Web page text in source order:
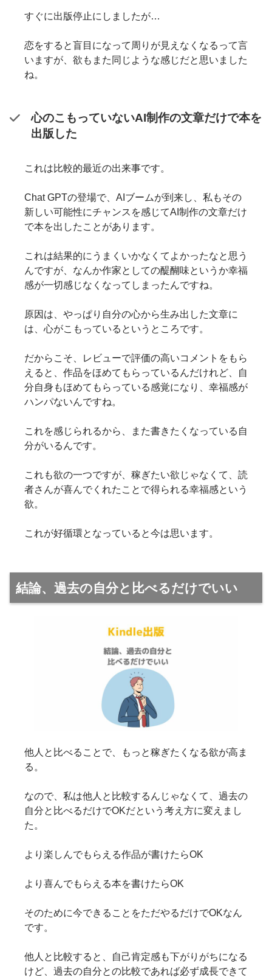
すぐに出版停止にしましたが…
恋をすると盲目になって周りが見えなくなるって言
いますが、欲もまた同じような感じだと思いました
ね。
心のこもっていないAI制作の文章だけで本を
出版した
これは比較的最近の出来事です。
Chat GPTの登場で、AIブームが到来し、私もその
新しい可能性にチャンスを感じてAI制作の文章だけ
で本を出したことがあります。
これは結果的にうまくいかなくてよかったなと思う
んですが、なんか作家としての醍醐味というか幸福
感が一切感じなくなってしまったんですね。
原因は、やっぱり自分の心から生み出した文章に
は、心がこもっているというところです。
だからこそ、レビューで評価の高いコメントをもら
えると、作品をほめてもらっているんだけれど、自
分自身もほめてもらっている感覚になり、幸福感が
ハンパないんですね。
これを感じられるから、また書きたくなっている自
分がいるんです。
これも欲の一つですが、稼ぎたい欲じゃなくて、読
者さんが喜んでくれたことで得られる幸福感という
欲。
これが好循環となっていると今は思います。
結論、過去の自分と比べるだけでいい
他人と比べることで、もっと稼ぎたくなる欲が高ま
る。
なので、私は他人と比較するんじゃなくて、過去の
自分と比べるだけでOKだという考え方に変えまし
た。
より楽しんでもらえる作品が書けたらOK
より喜んでもらえる本を書けたらOK
そのために今できることをただやるだけでOKなん
です。
他人と比較すると、自己肯定感も下がりがちになる
けど、過去の自分との比較であれば必ず成長できて